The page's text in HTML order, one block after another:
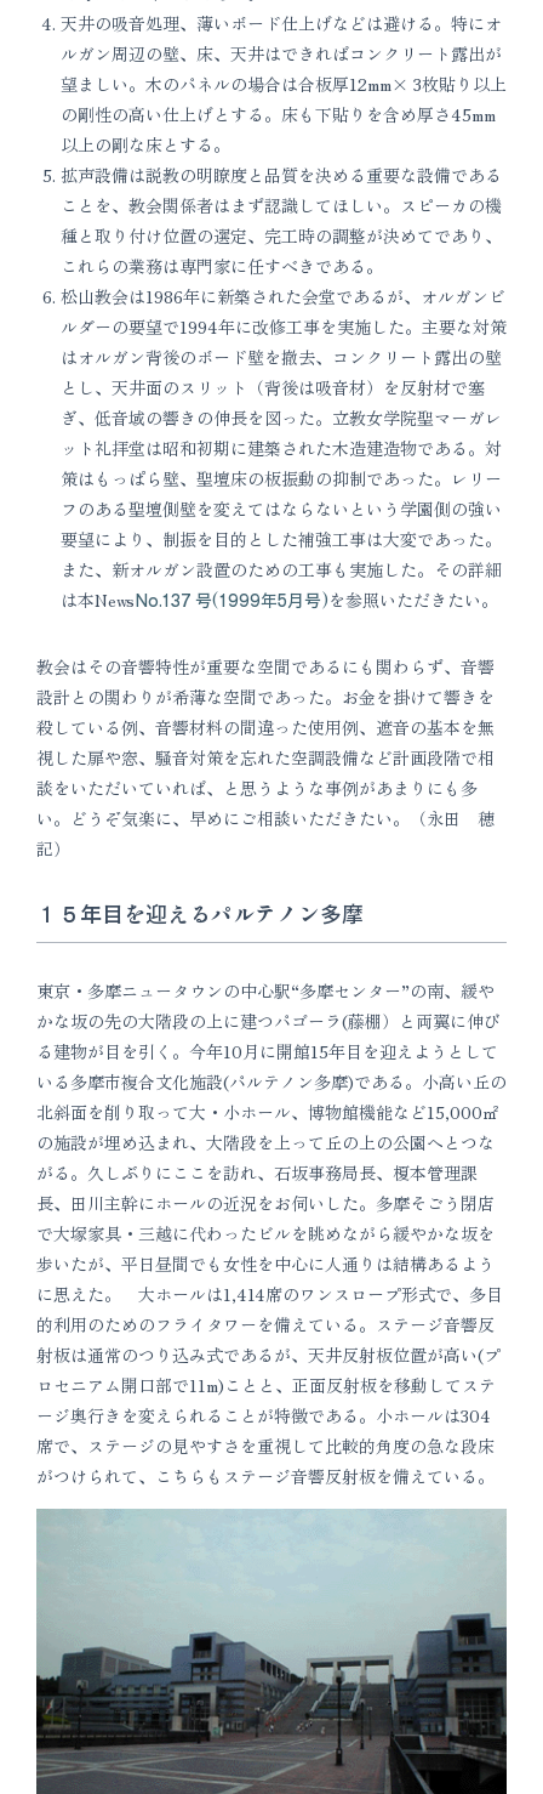
天井の吸音処理、薄いボード仕上げなどは避ける。特にオ
ルガン周辺の壁、床、天井はできればコンクリート露出が
望ましい。木のパネルの場合は合板厚12mm× 3枚貼り以上
の剛性の高い仕上げとする。床も下貼りを含め厚さ45mm
以上の剛な床とする。
拡声設備は説教の明瞭度と品質を決める重要な設備である
ことを、教会関係者はまず認識してほしい。スピーカの機
種と取り付け位置の選定、完工時の調整が決めてであり、
これらの業務は専門家に任すべきである。
松山教会は1986年に新築された会堂であるが、オルガンビ
ルダーの要望で1994年に改修工事を実施した。主要な対策
はオルガン背後のボード壁を撤去、コンクリート露出の壁
とし、天井面のスリット（背後は吸音材）を反射材で塞
ぎ、低音域の響きの伸長を図った。立教女学院聖マーガレ
ット礼拝堂は昭和初期に建築された木造建造物である。対
策はもっぱら壁、聖壇床の板振動の抑制であった。レリー
フのある聖壇側壁を変えてはならないという学園側の強い
要望により、制振を目的とした補強工事は大変であった。
また、新オルガン設置のための工事も実施した。その詳細
は本NewsNo.137 号(1999年5月号)を参照いただきたい。
教会はその音響特性が重要な空間であるにも関わらず、音響
設計との関わりが希薄な空間であった。お金を掛けて響きを
殺している例、音響材料の間違った使用例、遮音の基本を無
視した扉や窓、騒音対策を忘れた空調設備など計画段階で相
談をいただいていれば、と思うような事例があまりにも多
い。どうぞ気楽に、早めにご相談いただきたい。（永田 穂
記）
１５年目を迎えるパルテノン多摩
東京・多摩ニュータウンの中心駅“多摩センター”の南、緩や
かな坂の先の大階段の上に建つパゴーラ(藤棚）と両翼に伸び
る建物が目を引く。今年10月に開館15年目を迎えようとして
いる多摩市複合文化施設(パルテノン多摩)である。小高い丘の
北斜面を削り取って大・小ホール、博物館機能など15,000㎡
の施設が埋め込まれ、大階段を上って丘の上の公園へとつな
がる。久しぶりにここを訪れ、石坂事務局長、榎本管理課
長、田川主幹にホールの近況をお伺いした。多摩そごう閉店
で大塚家具・三越に代わったビルを眺めながら緩やかな坂を
歩いたが、平日昼間でも女性を中心に人通りは結構あるよう
に思えた。 大ホールは1,414席のワンスロープ形式で、多目
的利用のためのフライタワーを備えている。ステージ音響反
射板は通常のつり込み式であるが、天井反射板位置が高い(プ
ロセニアム開口部で11m)ことと、正面反射板を移動してステ
ージ奥行きを変えられることが特徴である。小ホールは304
席で、ステージの見やすさを重視して比較的角度の急な段床
がつけられて、こちらもステージ音響反射板を備えている。